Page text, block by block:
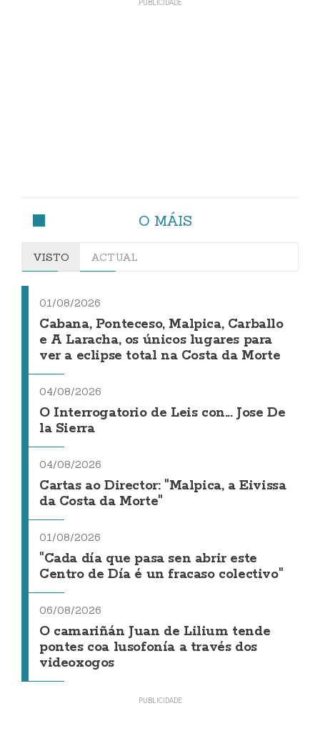
O MÁIS
VISTO ACTUAL
01/08/2026
Cabana, Ponteceso, Malpica, Carballo
e A Laracha, os únicos lugares para
ver a eclipse total na Costa da Morte
04/08/2026
O Interrogatorio de Leis con... Jose De
la Sierra
04/08/2026
Cartas ao Director: "Malpica, a Eivissa
da Costa da Morte"
01/08/2026
"Cada día que pasa sen abrir este
Centro de Día é un fracaso colectivo"
06/08/2026
O camariñán Juan de Lilium tende
pontes coa lusofonía a través dos
videoxogos